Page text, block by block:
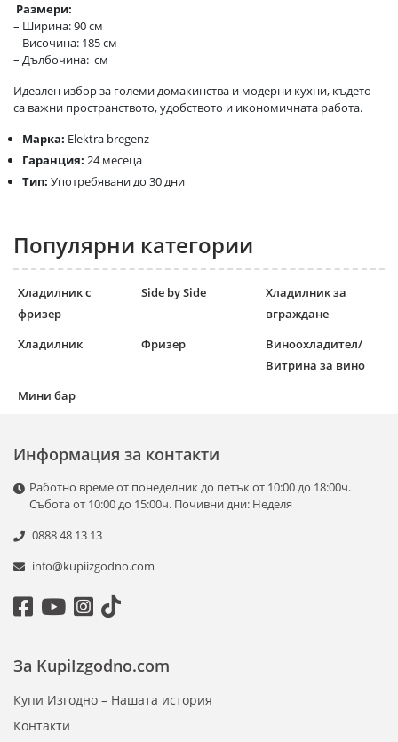
Размери:
– Ширина: 90 см
– Височина: 185 см
– Дълбочина: см
Идеален избор за големи домакинства и модерни кухни, където
са важни пространството, удобството и икономичната работа.
Марка: Еlektra bregenz
Гаранция: 24 месеца
Тип: Употребявани до 30 дни
Популярни категории
Хладилник с
фризер
Side by Side
Хладилник за
вграждане
Хладилник
Фризер
Виноохладител/
Витрина за вино
Мини бар
Информация за контакти
Работно време от понеделник до петък от 10:00 до 18:00ч.
Събота от 10:00 до 15:00ч. Почивни дни: Неделя
0888 48 13 13
info@kupiizgodno.com
За KupiIzgodno.com
Купи Изгодно – Нашата история
Контакти